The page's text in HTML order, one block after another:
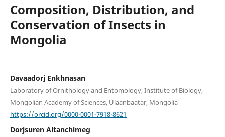
Composition, Distribution, and
Conservation of Insects in
Mongolia
Davaadorj Enkhnasan
Laboratory of Ornithology and Entomology, Institute of Biology,
Mongolian Academy of Sciences, Ulaanbaatar, Mongolia
https://orcid.org/0000-0001-7918-8621
Dorjsuren Altanchimeg